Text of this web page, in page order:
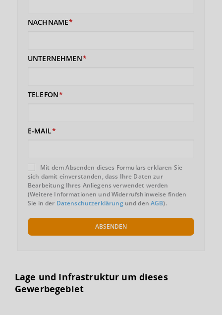
NACHNAME
UNTERNEHMEN
TELEFON
E-MAIL
Mit dem Absenden dieses Formulars erklären Sie
sich damit einverstanden, dass Ihre Daten zur
Bearbeitung Ihres Anliegens verwendet werden
(Weitere Informationen und Widerrufshinweise finden
Sie in der Datenschutzerklärungund denAGB).
ABSENDEN
Lage und Infrastruktur um dieses
Gewerbegebiet